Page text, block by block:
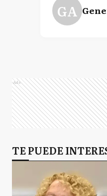
GA
Ads
TE PUEDE